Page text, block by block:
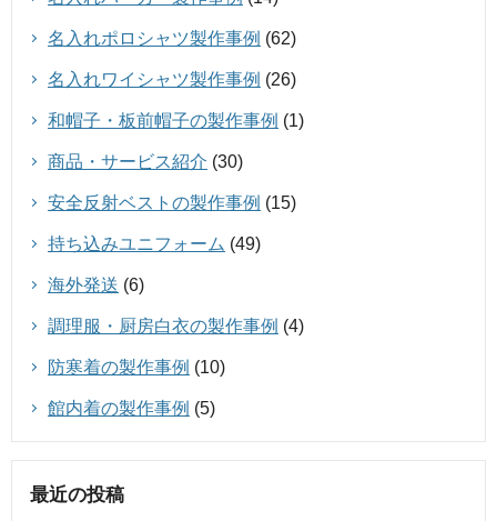
名入れポロシャツ製作事例 (62)
名入れワイシャツ製作事例 (26)
和帽子・板前帽子の製作事例 (1)
商品・サービス紹介 (30)
安全反射ベストの製作事例 (15)
持ち込みユニフォーム (49)
海外発送 (6)
調理服・厨房白衣の製作事例 (4)
防寒着の製作事例 (10)
館内着の製作事例 (5)
最近の投稿